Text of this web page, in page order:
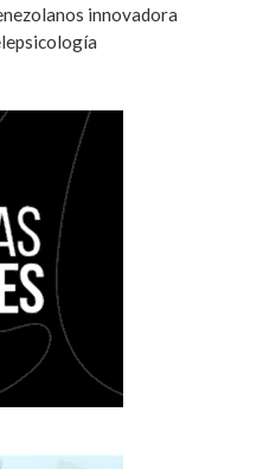
innovadora